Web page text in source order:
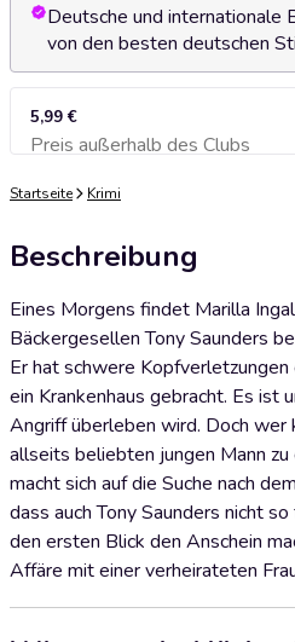
Deutsche und internationale
von den besten deutschen
5,99 €
Preis außerhalb des Clubs
Zum Warenkorb
Startseite Krimi
Beschreibung
Eines Morgens findet Marilla
Bäckergesellen Tony Saunders
Er hat schwere
ein Krankenhaus gebracht. Es ist
Angriff überleben wird. Doch wer
allseits beliebten jungen Mann
macht sich auf die Suche nach
dass auch Tony Saunders nicht
den ersten Blick den Anschein
Affäre mit einer verheirateten